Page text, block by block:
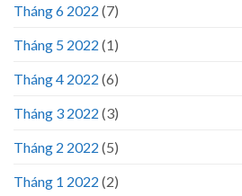
Tháng 6 2022 (7)
Tháng 5 2022 (1)
Tháng 4 2022 (6)
Tháng 3 2022 (3)
Tháng 2 2022 (5)
Tháng 1 2022 (2)